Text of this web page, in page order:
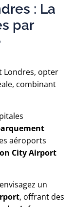
: La
par
Londres, opter
combinant
aéroports
City Airport
un
, offrant des